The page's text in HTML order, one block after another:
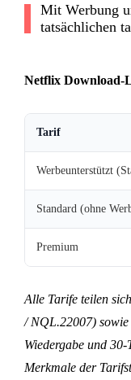
Mit Werbung
tatsächlichen
Netflix Download-
Tarif
Werbeunterstützt
Standard (ohne
Premium
Alle Tarife teilen
/ NQL.22007) sowie
Wiedergabe und
Merkmale der